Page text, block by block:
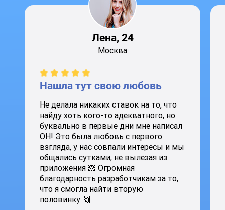
Лена, 24
Москва
Нашла тут свою любовь
Не делала никаких ставок на то, что
найду хоть кого-то адекватного, но
буквально в первые дни мне написал
ОН! Это была любовь с первого
взгляда, у нас совпали интересы и мы
общались сутками, не вылезая из
приложения 🙈 Огромная
благодарность разработчикам за то,
что я смогла найти вторую
половинку 🙌